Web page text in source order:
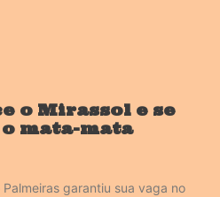
o Mirassol e se
mata-mata
garantiu sua vaga no